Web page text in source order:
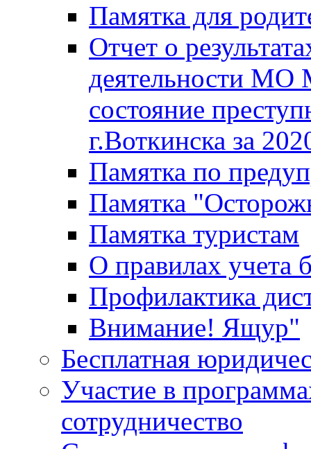
Памятка для
Отчет о
деятельности МО
состояние
г.Воткинска за
Памятка по
Памятка
Памятка туристам
О правилах учета
Профилактика
Внимание! Ящур"
Бесплатная
Участие в
сотрудничество